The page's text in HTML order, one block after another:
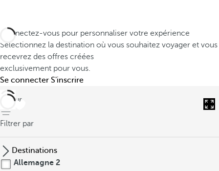
Connectez-vous pour personnaliser votre expérience
Sélectionnez la destination où vous souhaitez voyager et vous
recevrez des offres créées
exclusivement pour vous.
Se connecter S'inscrire
retour
Filtrer par
Destinations
Allemagne 2